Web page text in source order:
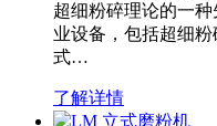
超细粉碎理论的一
业设备，包括超细
式…
了解详情